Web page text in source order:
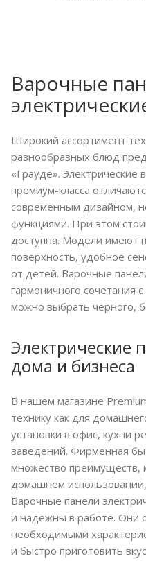
Варочные
Широкий ассортимент
разнообразных блюд
«Грауде». Электрические
премиум-класса
современным дизайном,
функциями. При этом
доступна. Модели имеют
поверхность, удобное
от детей. Варочные
гармоничного сочетания
можно выбрать черного,
Электрические
дома и бизнеса
В нашем магазине
технику как для
установки в офис, кухни
заведений. Фирменная
множество преимуществ,
домашнем
Варочные панели
и надежны в работе. Они
необходимыми
и быстро приготовить